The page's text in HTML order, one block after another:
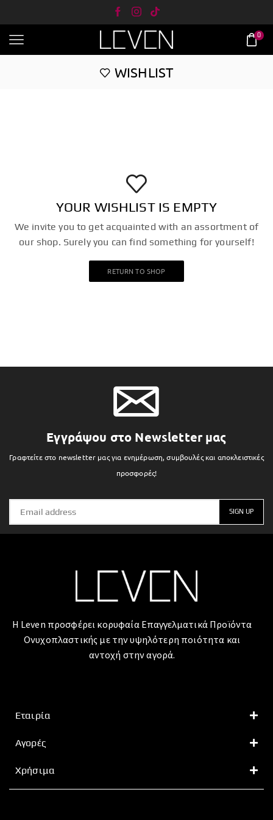
0
WISHLIST
YOUR WISHLIST IS EMPTY
We invite you to get acquainted with an assortment of
our shop. Surely you can find something for yourself!
RETURN TO SHOP
Εγγράψου στο Newsletter μας
Γραφτείτε στο newsletter μας για ενημέρωση, συμβουλές και αποκλειστικές
προσφορές!
Η Leven προσφέρει κορυφαία Επαγγελματικά Προϊόντα
Ονυχοπλαστικής με την υψηλότερη ποιότητα και
αντοχή στην αγορά.
Εταιρία
Αγορές
Χρήσιμα